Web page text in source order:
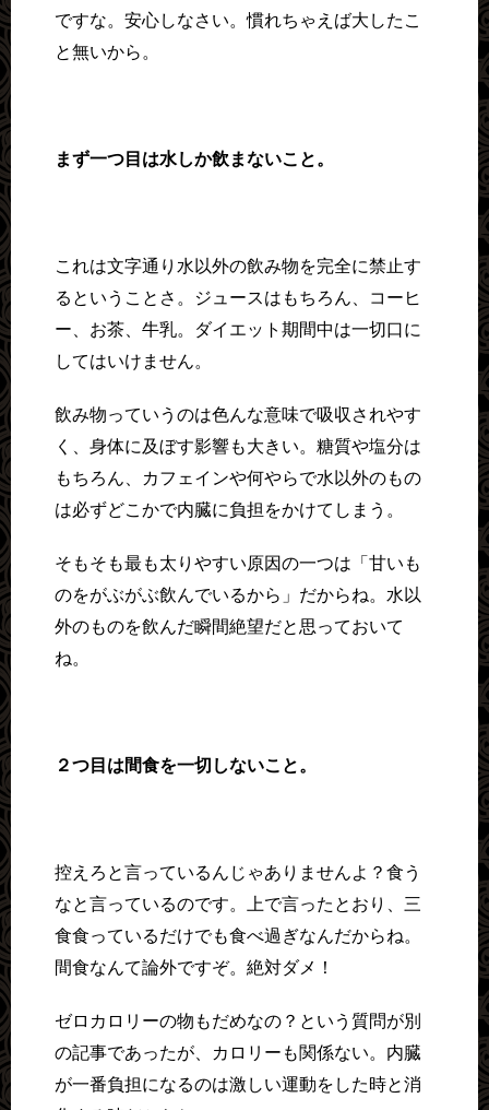
ですな。安心しなさい。慣れちゃえば大したこ
と無いから。
まず一つ目は水しか飲まないこと。
これは文字通り水以外の飲み物を完全に禁止す
るということさ。ジュースはもちろん、コーヒ
ー、お茶、牛乳。ダイエット期間中は一切口に
してはいけません。
飲み物っていうのは色んな意味で吸収されやす
く、身体に及ぼす影響も大きい。糖質や塩分は
もちろん、カフェインや何やらで水以外のもの
は必ずどこかで内臓に負担をかけてしまう。
そもそも最も太りやすい原因の一つは「甘いも
のをがぶがぶ飲んでいるから」だからね。水以
外のものを飲んだ瞬間絶望だと思っておいて
ね。
２つ目は間食を一切しないこと。
控えろと言っているんじゃありませんよ？食う
なと言っているのです。上で言ったとおり、三
食食っているだけでも食べ過ぎなんだからね。
間食なんて論外ですぞ。絶対ダメ！
ゼロカロリーの物もだめなの？という質問が別
の記事であったが、カロリーも関係ない。内臓
が一番負担になるのは激しい運動をした時と消